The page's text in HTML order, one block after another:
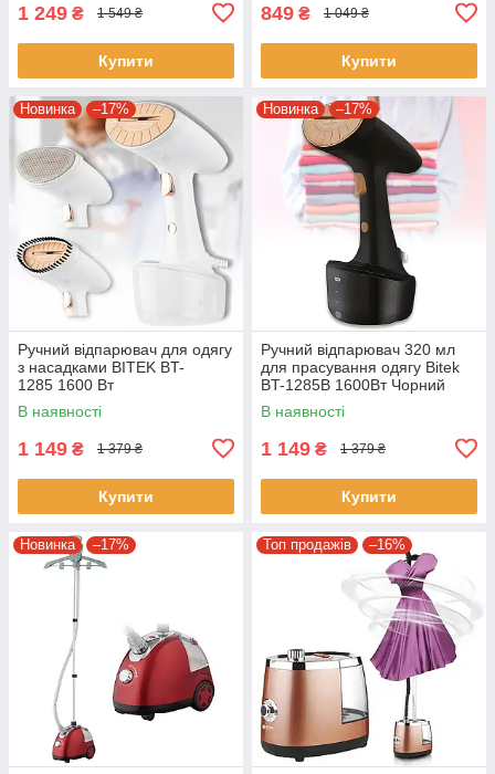
1 249 ₴ 1 549 ₴
Купити
849 ₴ 1 049 ₴
Купити
Новинка –17%
Ручний відпарювач для одягу
з насадками BITEK BT-
1285 1600 Вт
В наявності
1 149 ₴ 1 379 ₴
Купити
Новинка –17%
Ручний відпарювач 320 мл
для прасування одягу Bitek
BT-1285В 1600Вт Чорний
В наявності
1 149 ₴ 1 379 ₴
Купити
Новинка –17% Топ продажів –16%